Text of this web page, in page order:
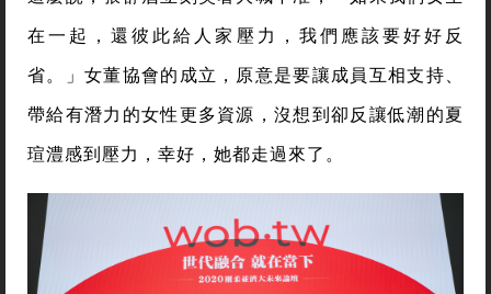
在一起，還彼此給人家壓力，我們應該要好好反
省。」女董協會的成立，原意是要讓成員互相支持、
帶給有潛力的女性更多資源，沒想到卻反讓低潮的夏
瑄澧感到壓力，幸好，她都走過來了。